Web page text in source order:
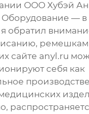
ООО Хубэй
— в
обратил
сайте anyl.ru
себя как